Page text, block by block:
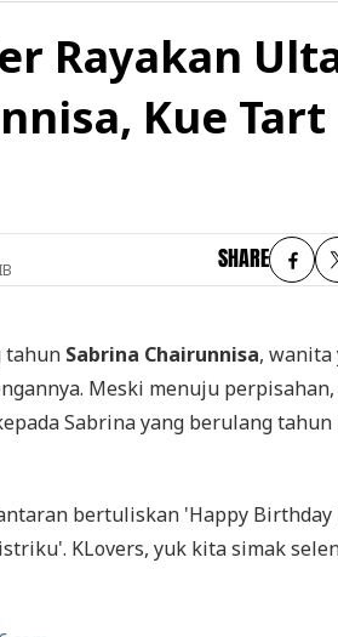
Rayakan
Kue
SHARE
tahun Sabrina Chairunnisa, wanita
Meski menuju
Sabrina yang berulang tahun
bertuliskan 'Happy Birthday
KLovers, yuk kita simak